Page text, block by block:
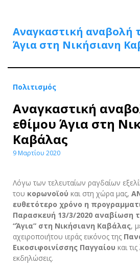
Αναγκαστική αναβολή
Άγια στη Νικήσιανη
Πολιτισμός
Αναγκαστική
εθίμου Άγια στη
Καβάλας
9 Μαρτίου 2020
Λόγω των τελευταίων ραγδαίων
του κορωνοϊού και στη χώρα μας,
ευθετότερο χρόνο η
Παρασκευή 13/3/2020 αναβίωση
“Άγια” στη Νικήσιανη Καβάλας,
αχειροποιήτου ιεράς εικόνος της
Εικοσιφοινίσσης Παγγαίου και
εκδηλώσεις.